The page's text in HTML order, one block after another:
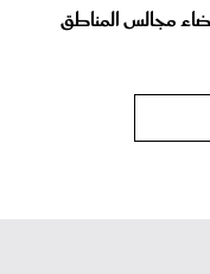
مجالس المناطق